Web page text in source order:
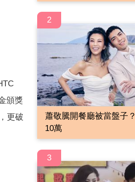
頒獎
更破
2
蕭敬騰開餐廳被當盤子
10萬
3